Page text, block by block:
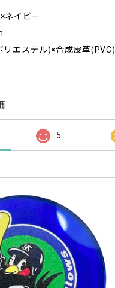
ネイビー
リエステル)×合成皮革(PVC)
5